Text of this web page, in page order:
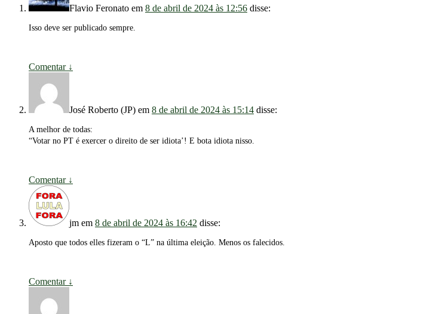
Flavio Feronato em 8 de abril de 2024 às 12:56 disse:
Isso deve ser publicado sempre.
Comentar ↓
José Roberto (JP) em 8 de abril de 2024 às 15:14 disse:
A melhor de todas:
“Votar no PT é exercer o direito de ser idiota’! E bota idiota nisso.
Comentar ↓
jm em 8 de abril de 2024 às 16:42 disse:
Aposto que todos elles fizeram o “L” na última eleição. Menos os falecidos.
Comentar ↓